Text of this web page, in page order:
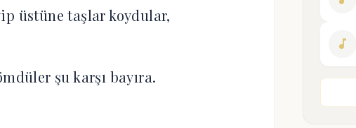
üstüne taşlar koydular,‎
şu karşı bayıra.‎
music_note